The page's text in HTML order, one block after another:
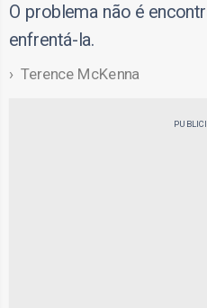
O problema não é
enfrentá-la.
Terence McKenna